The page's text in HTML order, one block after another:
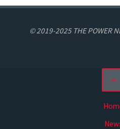
© 2019-2025 THE POWER